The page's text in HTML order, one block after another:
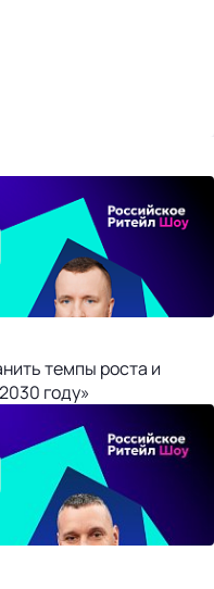
темпы роста и
году»